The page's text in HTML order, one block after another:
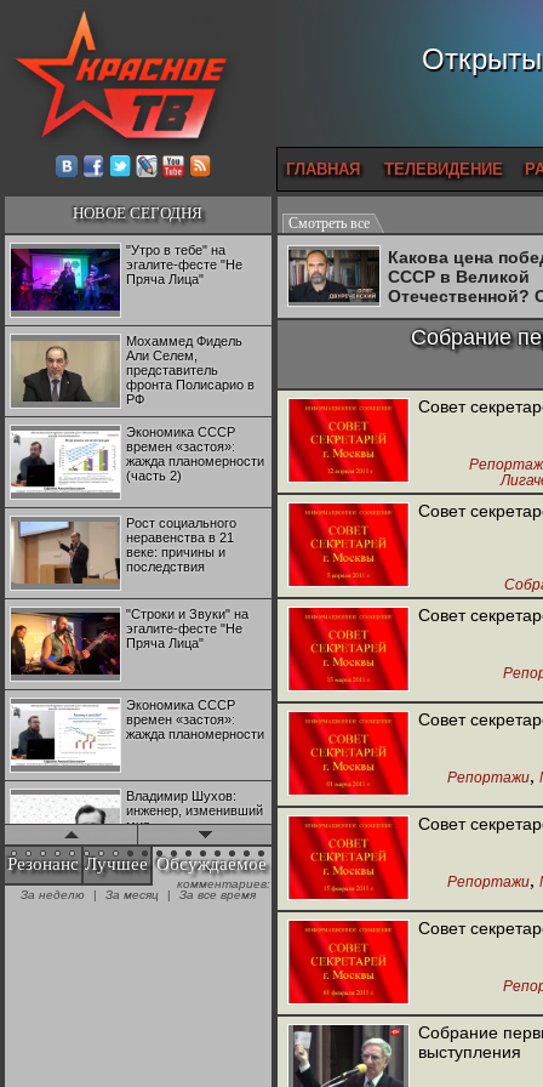
ГЛАВНАЯ ТЕЛЕВИДЕНИЕ
НОВОЕ СЕГОДНЯ
"Утро в тебе" на
эгалите-фесте "Не
Пряча Лица"
Мохаммед Фидель
Али Селем,
представитель
фронта Полисарио в
РФ
Экономика СССР
времен «застоя»:
жажда планомерности
(часть 2)
Рост социального
неравенства в 21
веке: причины и
последствия
"Строки и Звуки" на
эгалите-фесте "Не
Пряча Лица"
Экономика СССР
времен «застоя»:
жажда планомерности
Владимир Шухов:
инженер, изменивший
мир
"Аркадий Коц" на
эгалите-фесте "Не
Резонанс Лучшее Обсуждаемое
комментариев:
За неделю
| За месяц | За все время
Смотреть все
Какова цена
СССР в Великой
Отечественной?
Двуреченский о
потерянной
Собрание
Совет
Совет
Совет
Совет
Репортажи,
Совет
Репортажи,
Совет
Собрание
выступления